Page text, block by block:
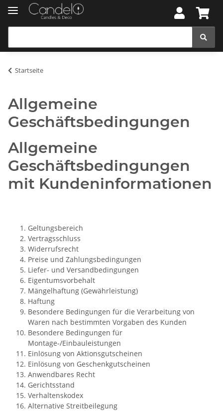
Startseite
Allgemeine
Geschäftsbedingungen
Allgemeine
Geschäftsbedingungen
mit Kundeninformationen
Geltungsbereich
Vertragsschluss
Widerrufsrecht
Preise und Zahlungsbedingungen
Liefer- und Versandbedingungen
Eigentumsvorbehalt
Mängelhaftung (Gewährleistung)
Haftung
Besondere Bedingungen für die Verarbeitung von
Waren nach bestimmten Vorgaben des Kunden
Besondere Bedingungen für
Montage-/Einbauleistungen
Einlösung von Aktionsgutscheinen
Einlösung von Geschenkgutscheinen
Anwendbares Recht
Gerichtsstand
Verhaltenskodex
Alternative Streitbeilegung